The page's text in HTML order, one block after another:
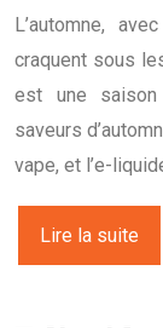
L’automne,
craquent sous
est une saison
saveurs
vape, et l’e-
Lire la suite